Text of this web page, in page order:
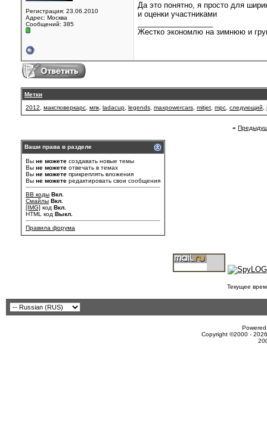
Регистрация: 23.06.2010
Адрес: Москва
Сообщений: 385
Да это понятно, я просто для
и оценки участниками
Жестко экономлю на зимнюю и
Метки
2012
максповеркарс мпк ladacup legends maxpowercars mitjet mpc следующий
«
Ваши права в разделе
Вы не можете создавать новые темы
Вы не можете отвечать в темах
Вы не можете прикреплять вложения
Вы не можете редактировать свои сообщения
BB коды Вкл.
Смайлы Вкл.
[IMG] код Вкл.
HTML код Выкл.
Правила форума
Текущее
Copyright ©2000 -